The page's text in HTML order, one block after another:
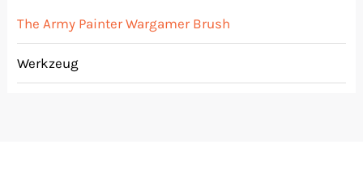
The Army Painter Wargamer Brush
Werkzeug